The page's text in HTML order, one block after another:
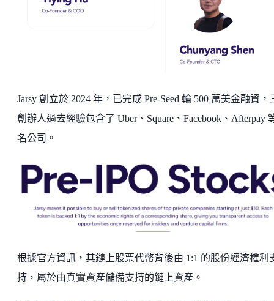
Jarsy 創立於 2024 年，已完成 Pre-Seed 輪 500 萬美金融資，
創辦人過去經驗包含了 Uber、Square、Facebook、Afterpay
名公司。
根據官方資訊，其鏈上股票代幣背後由 1:1 的股份經濟權利
持，屬於由真實資產儲備支持的鏈上資產。